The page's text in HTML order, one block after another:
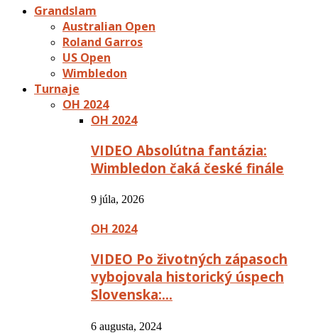
Grandslam
Australian Open
Roland Garros
US Open
Wimbledon
Turnaje
OH 2024
OH 2024
VIDEO Absolútna fantázia:
Wimbledon čaká české finále
9 júla, 2026
OH 2024
VIDEO Po životných zápasoch
vybojovala historický úspech
Slovenska:…
6 augusta, 2024